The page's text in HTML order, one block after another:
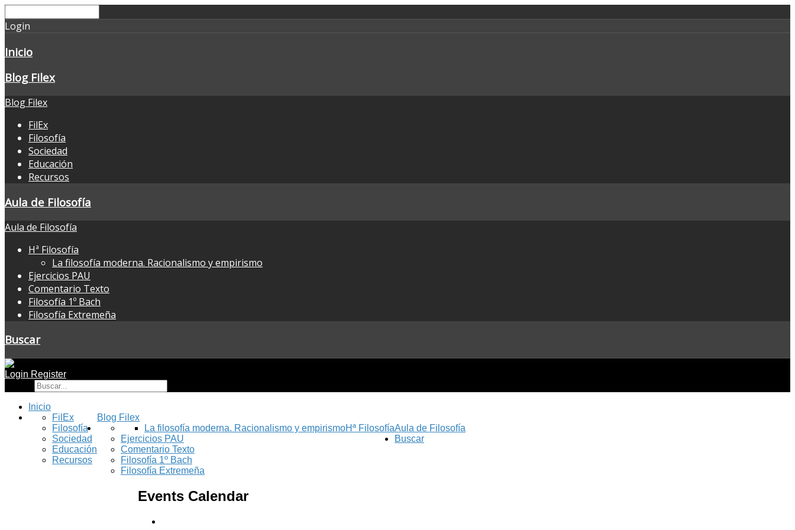
Login
Inicio
Blog Filex
Blog Filex
FilEx
Filosofía
Sociedad
Educación
Recursos
Aula de Filosofía
Aula de Filosofía
Hª Filosofía
La filosofía moderna. Racionalismo y empirismo
Ejercicios PAU
Comentario Texto
Filosofía 1º Bach
Filosofía Extremeña
Buscar
Login Register
Inicio
Blog Filex
FilEx
Filosofía
Sociedad
Educación
Recursos
Aula de Filosofía
Hª Filosofía
La filosofía moderna. Racionalismo y empirismo
Ejercicios PAU
Comentario Texto
Filosofía 1º Bach
Filosofía Extremeña
Buscar
Events Calendar